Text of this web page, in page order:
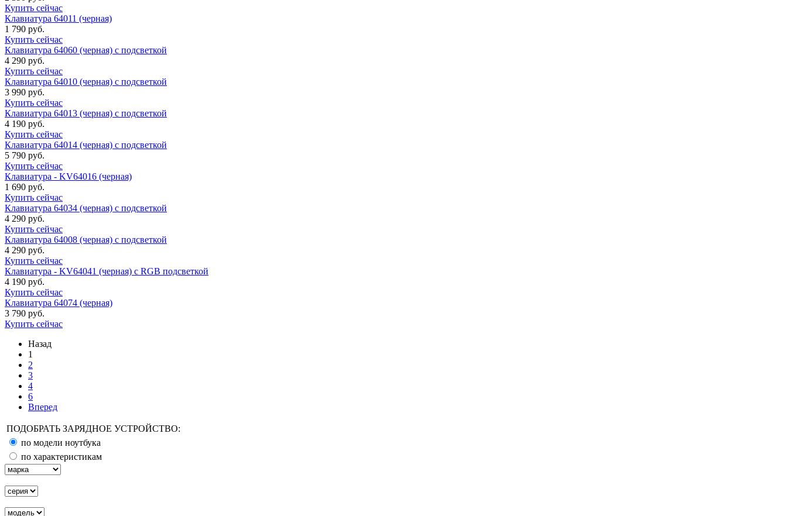
Купить сейчас
Клавиатура 64011 (черная)
1 790 руб.
Купить сейчас
Клавиатура 64060 (черная) с подсветкой
4 290 руб.
Купить сейчас
Клавиатура 64010 (черная) с подсветкой
3 990 руб.
Купить сейчас
Клавиатура 64013 (черная) с подсветкой
4 190 руб.
Купить сейчас
Клавиатура 64014 (черная) с подсветкой
5 790 руб.
Купить сейчас
Клавиатура - KV64016 (черная)
1 690 руб.
Купить сейчас
Клавиатура 64034 (черная) с подсветкой
4 290 руб.
Купить сейчас
Клавиатура 64008 (черная) с подсветкой
4 290 руб.
Купить сейчас
Клавиатура - KV64041 (черная) с RGB подсветкой
4 190 руб.
Купить сейчас
Клавиатура 64074 (черная)
3 790 руб.
Купить сейчас
Назад
1
2
3
4
6
Вперед
ПОДОБРАТЬ ЗАРЯДНОЕ УСТРОЙСТВО:
по модели ноутбука
по характеристикам